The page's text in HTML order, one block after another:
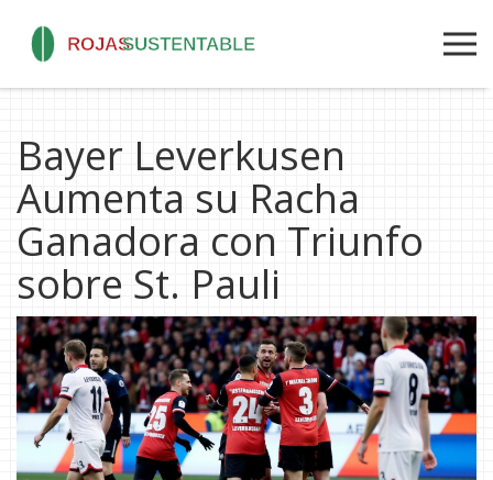
Bayer Leverkusen
Aumenta su Racha
Ganadora con Triunfo
sobre St. Pauli